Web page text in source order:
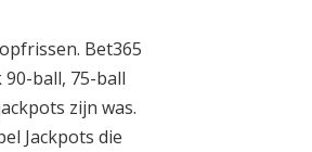
Bet365
ball, 75-ball
zijn was.
Jackpots die